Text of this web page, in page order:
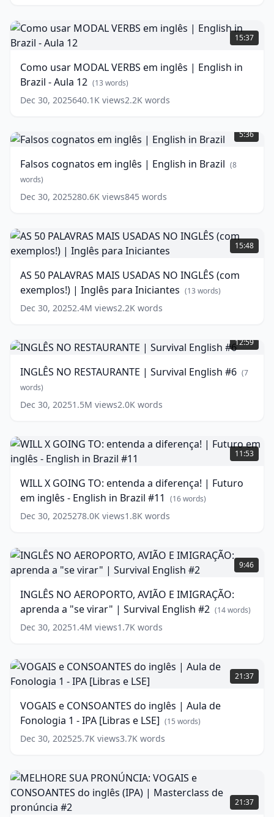
#8
words)
Como
usar
MODAL
em
inglês
|
English
Brazil
-
12 (13
words)
15:37
Como usar MODAL VERBS em inglês | English in
Brazil - Aula 12 (13 words)
Dec 30, 2025640.1K views2.2K words
cognatos
em
|
English
in
Brazil
(8
5:36
Falsos cognatos em inglês | English in Brazil (8
words)
Dec 30, 2025280.6K views845 words
AS
50
PALAVRAS
USADAS
NO
INGLÊS
(com
|
Inglês
Iniciantes (13
words)
15:48
AS 50 PALAVRAS MAIS USADAS NO INGLÊS (com
exemplos!) | Inglês para Iniciantes (13 words)
Dec 30, 20252.4M views2.2K words
NO
RESTAURANTE
Survival
English
#6
7
12:59
INGLÊS NO RESTAURANTE | Survival English #6 (7
words)
Dec 30, 20251.5M views2.0K words
WILL
X
GOING
entenda
a
diferença!
|
em
inglês
-
in
Brazil
words)
11:53
WILL X GOING TO: entenda a diferença! | Futuro
em inglês - English in Brazil #11
(16words)
Dec 30, 2025278.0K views1.8K words
INGLÊS
NO
AEROPORTO,
E
IMIGRAÇÃO:
aprenda
a
virar"
|
Survival
#2 (14
words)
9:46
INGLÊS NO AEROPORTO, AVIÃO E IMIGRAÇÃO:
aprenda a "se virar" | Survival English #2 (14words)
Dec 30, 20251.4M views1.7K words
VOGAIS
e
CONSOANTES
inglês
|
Aula
de
1
-
IPA
[Libras
21:37
VOGAIS e CONSOANTES do inglês | Aula de
Fonologia 1 - IPA [Libras e LSE] (15 words)
Dec 30, 202525.7K views3.7K words
MELHORE
SUA
PRONÚNCIA:
21:37